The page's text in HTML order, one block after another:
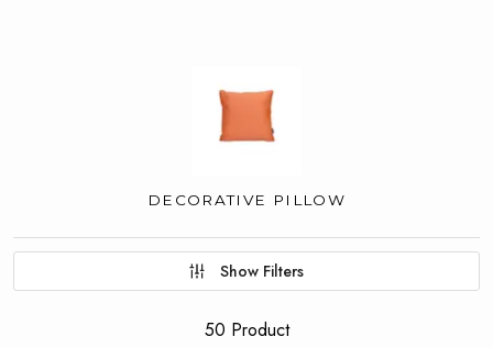
DECORATIVE PILLOW
50 Product
Show Filters